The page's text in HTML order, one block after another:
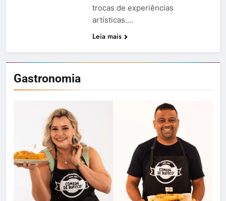
Gastronomia
trocas de experiências
artísticas….
Leia mais